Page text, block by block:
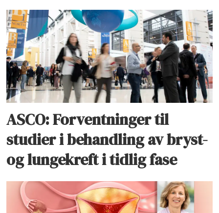
ASCO: Forventninger til
studier i behandling av bryst-
og lungekreft i tidlig fase